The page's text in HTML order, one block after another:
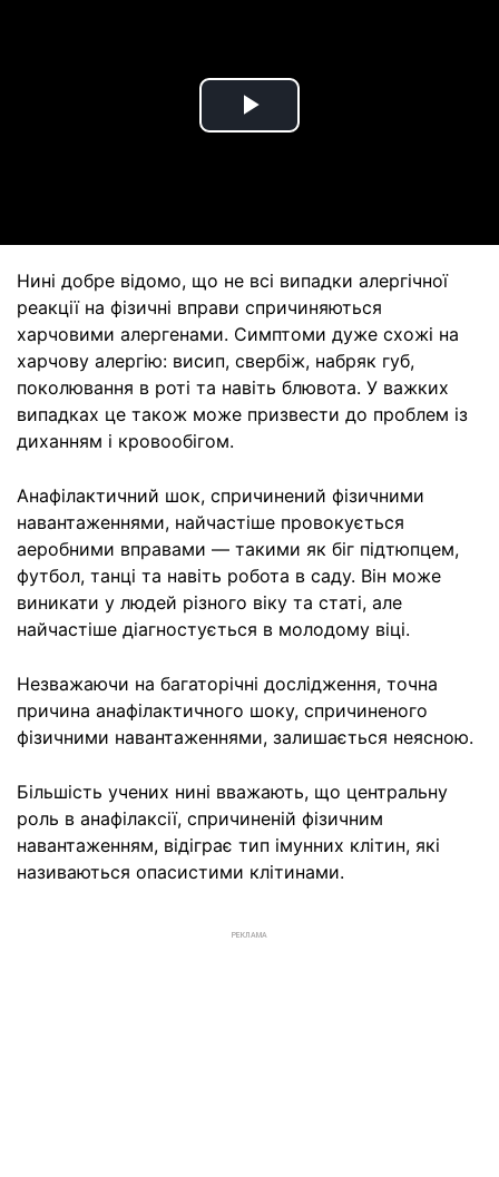
Play
Нині добре відомо, що не всі випадки алергічної
реакції на фізичні вправи спричиняються
харчовими алергенами. Симптоми дуже схожі на
харчову алергію: висип, свербіж, набряк губ,
поколювання в роті та навіть блювота. У важких
випадках це також може призвести до проблем із
диханням і кровообігом.
Анафілактичний шок, спричинений фізичними
навантаженнями, найчастіше провокується
аеробними вправами — такими як біг підтюпцем,
футбол, танці та навіть робота в саду. Він може
виникати у людей різного віку та статі, але
найчастіше діагностується в молодому віці.
Незважаючи на багаторічні дослідження, точна
причина анафілактичного шоку, спричиненого
фізичними навантаженнями, залишається неясною.
Більшість учених нині вважають, що центральну
роль в анафілаксії, спричиненій фізичним
навантаженням, відіграє тип імунних клітин, які
називаються опасистими клітинами.
РЕКЛАМА